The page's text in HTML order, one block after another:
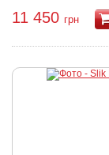
11 450 грн